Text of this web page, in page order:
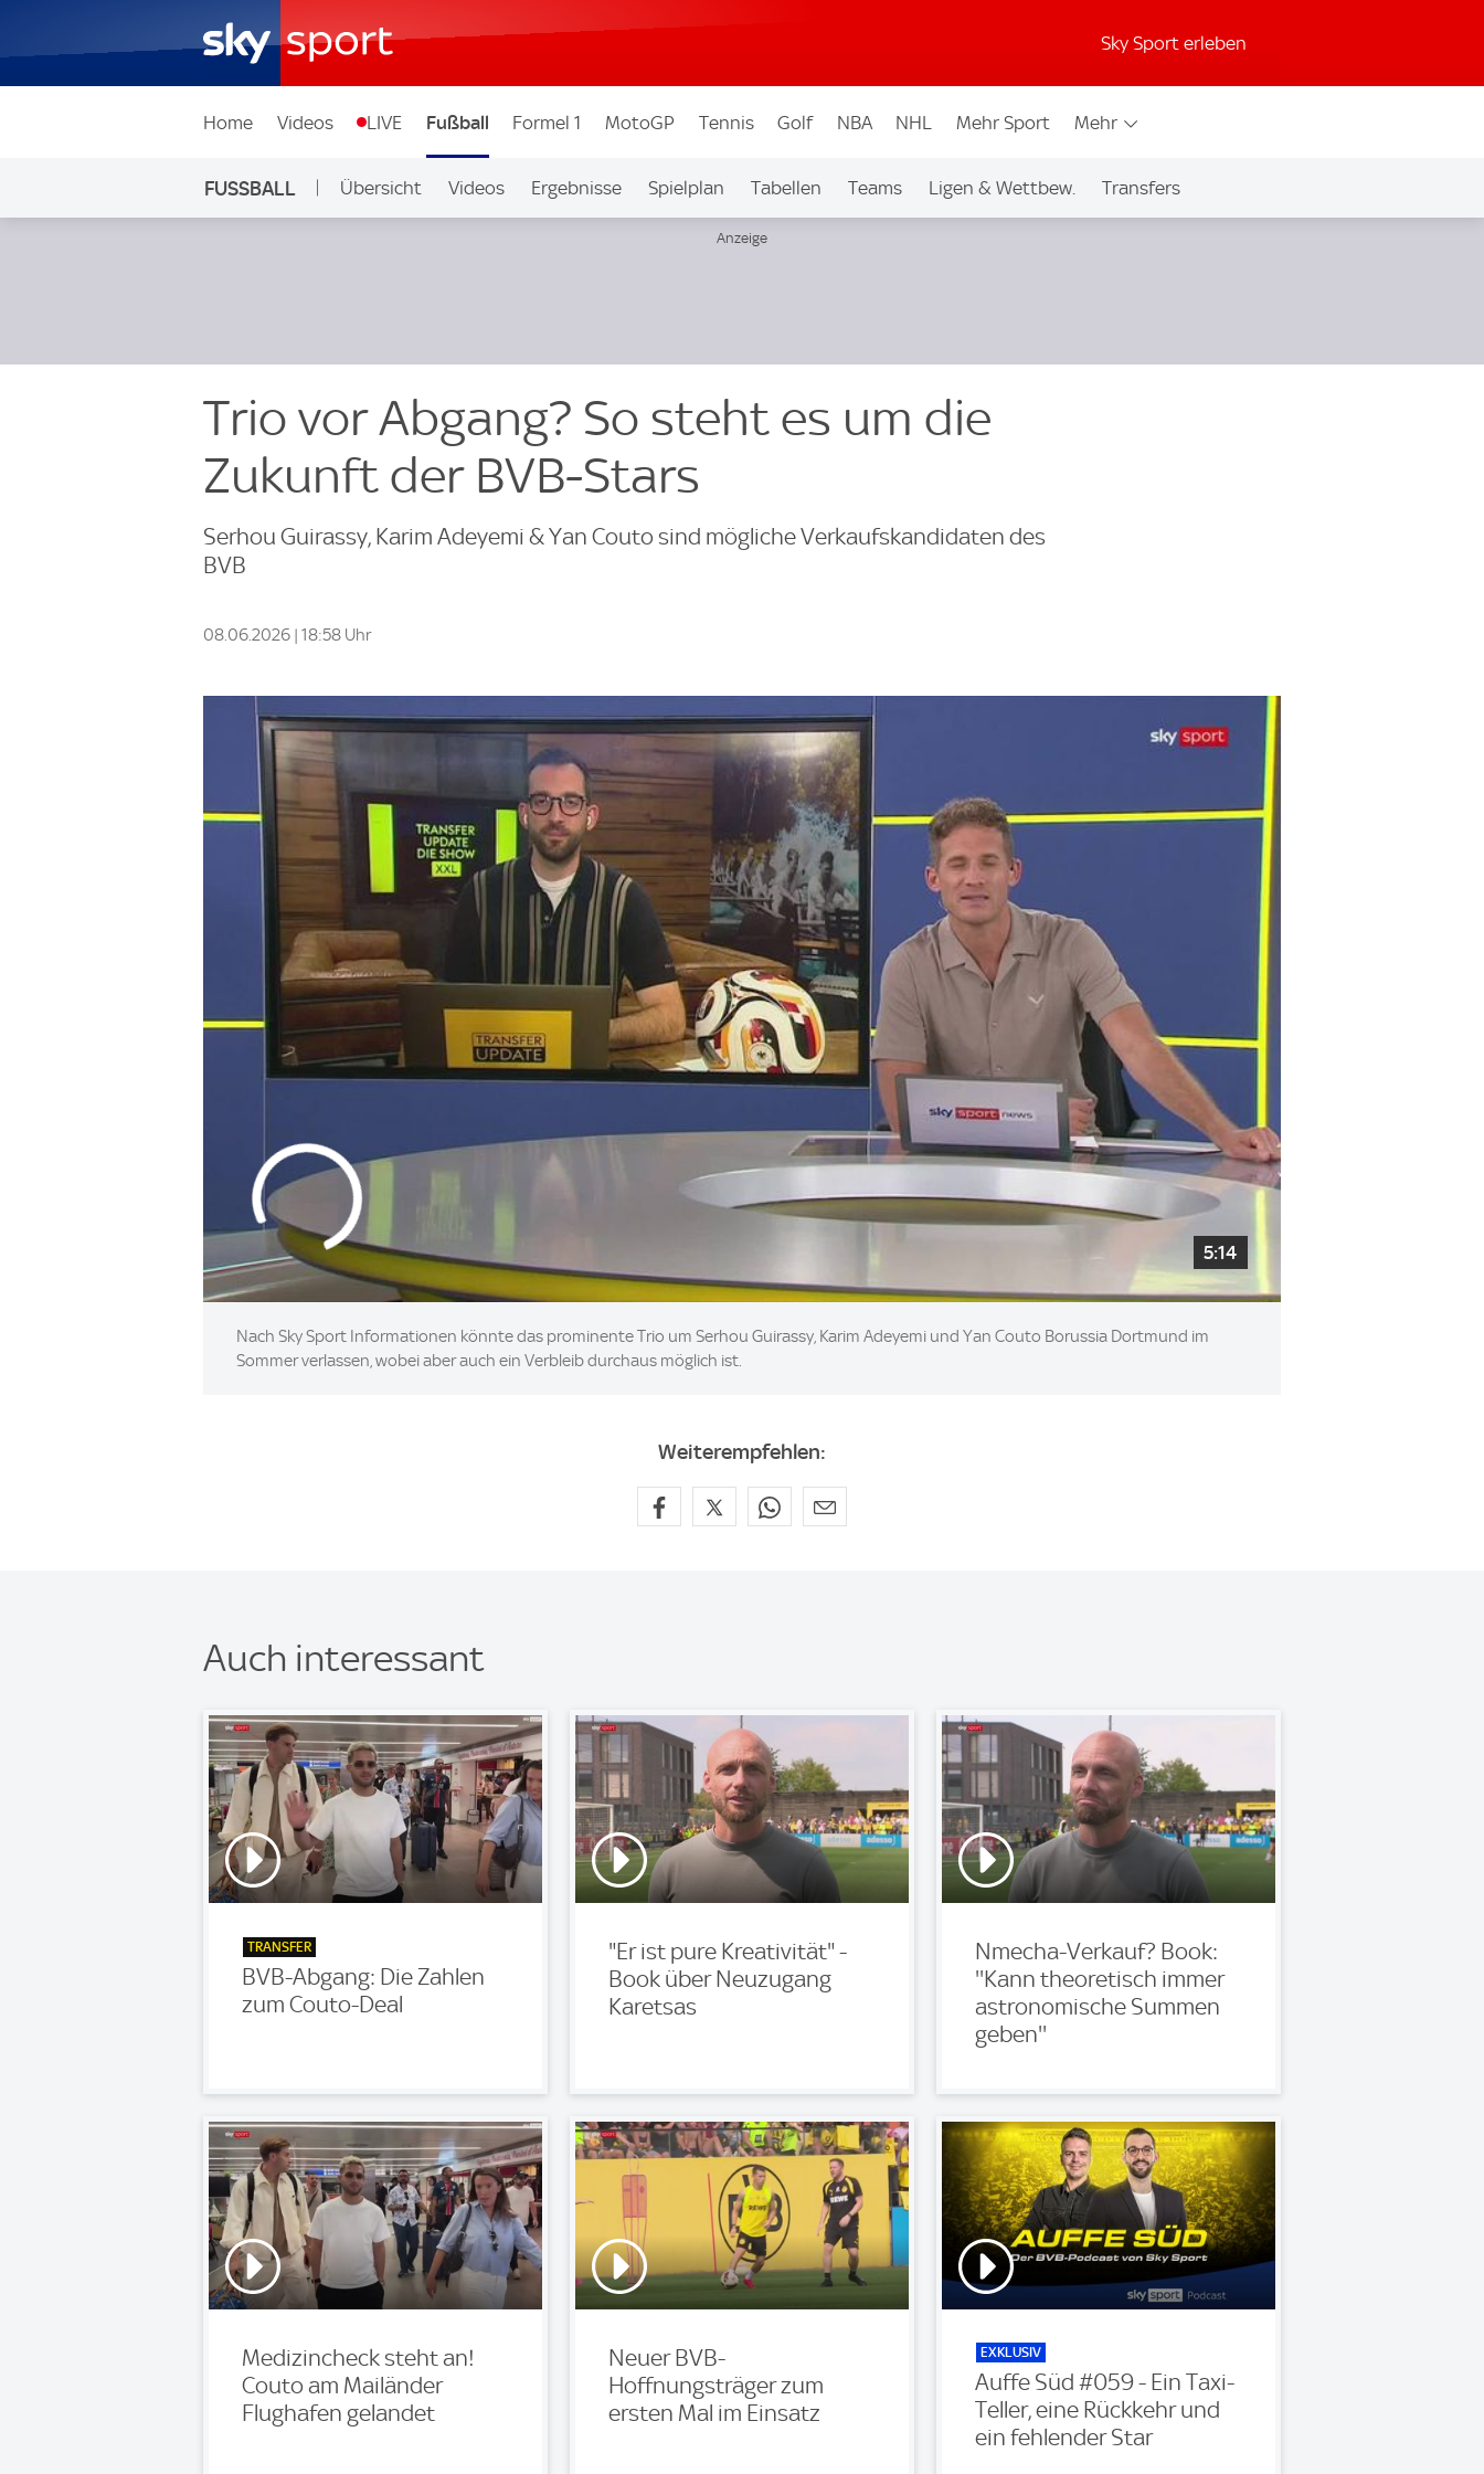
Sky Sport erleben
Home Videos LIVE Fußball Formel 1 MotoGP Tennis Golf NBA NHL Mehr Sport Mehr
FUSSBALL Übersicht Videos Ergebnisse Spielplan Tabellen Teams Ligen & Wettbew. Transfers
Trio vor Abgang? So steht es um die
Zukunft der BVB-Stars
Serhou Guirassy, Karim Adeyemi & Yan Couto sind mögliche Verkaufskandidaten des
BVB
08.06.2026 | 18:58 Uhr
5:14
Nach Sky Sport Informationen könnte das prominente Trio um Serhou Guirassy, Karim Adeyemi und Yan Couto Borussia Dortmund im
Sommer verlassen, wobei aber auch ein Verbleib durchaus möglich ist.
Weiterempfehlen:
Auch interessant
TRANSFER
BVB-Abgang: Die Zahlen
zum Couto-Deal
"Er ist pure Kreativität" -
Book über Neuzugang
Karetsas
Nmecha-Verkauf? Book:
''Kann theoretisch immer
astronomische Summen
geben''
Medizincheck steht an!
Couto am Mailänder
Flughafen gelandet
Neuer BVB-
Hoffnungsträger zum
ersten Mal im Einsatz
EXKLUSIV
Auffe Süd #059 - Ein Taxi-
Teller, eine Rückkehr und
ein fehlender Star